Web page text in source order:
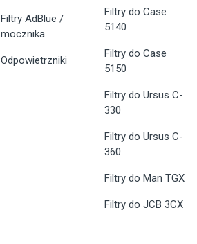
Filtry AdBlue /
mocznika
Odpowietrzniki
Filtry do Case
5140
Filtry do Case
5150
Filtry do Ursus C-
330
Filtry do Ursus C-
360
Filtry do Man TGX
Filtry do JCB 3CX